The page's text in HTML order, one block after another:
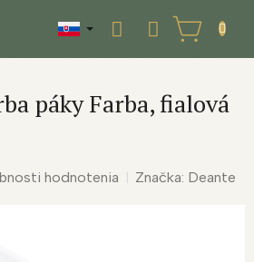
NÁKUPNÝ
KOŠÍK
páky Farba, fialová
hodnotenia Značka: Deante